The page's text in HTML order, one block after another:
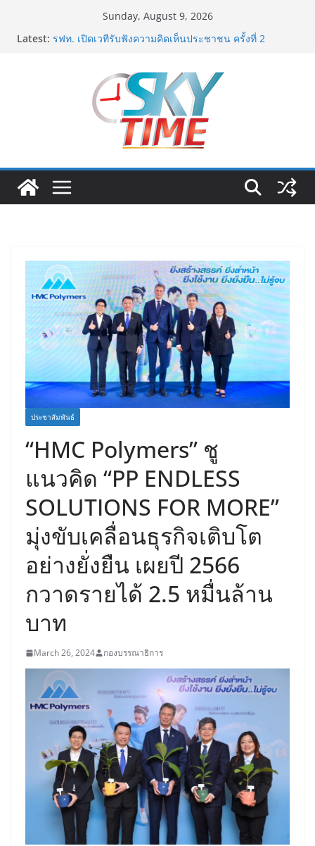
Sunday, August 9, 2026
Latest: รฟท. เปิดเวทีรับฟังความคิดเห็นประชาชน ครั้งที่ 2
เจบีซี มวยอาชีพแห่งญี่ปุ่น พร้อมสนับสนุนนักมวยชาวไทย
“เสี่ยนริส”แนะเพิ่มไฟท์แฟ็กซ์ เว็บรับรองสถิติมวย หลัง
บล็อกเล็ก ผิดพลาด
พิตบลู ศิษย์ทรายทอง กำปั้นดาวรุ่งวัย 15 ปีตัวแทน
จ.พะเยาควงกำปั้นชนะน็อค ณัฐพัฒน์ ทองไสล กำปั้นรุ่นพี่
วัย 19 ปีตัวแทน จ.สมุทรสาคร ผ่านเข้ารอบ 8 คนสุดท้าย
มวยรอบโกลบอลเฮ้าส์ สู่บัลลังก์โลก 108 ปอนด์ในศึก
มวยไทย SUPER CHAMP
ภารกิจตำรวจจราจรโครงการพระราชดำริ นำส่งอวัยวะ
ต่อพลังความห่วงใยสู่ผู้สูงอายุและกลุ่มเปราะบางที่ประสบ
ภัยทั่วทุกพื้นที่
ประชาสัมพันธ์
“HMC Polymers” ชู
แนวคิด “PP ENDLESS
SOLUTIONS FOR MORE”
มุ่งขับเคลื่อนธุรกิจเติบโต
อย่างยั่งยืน เผยปี 2566
กวาดรายได้ 2.5 หมื่นล้าน
บาท
March 26, 2024 กองบรรณาธิการ